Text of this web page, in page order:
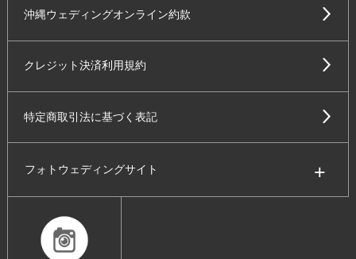
沖縄ウェディングオンライン約款
クレジット決済利用規約
特定商取引法に基づく表記
フォトウェディングサイト